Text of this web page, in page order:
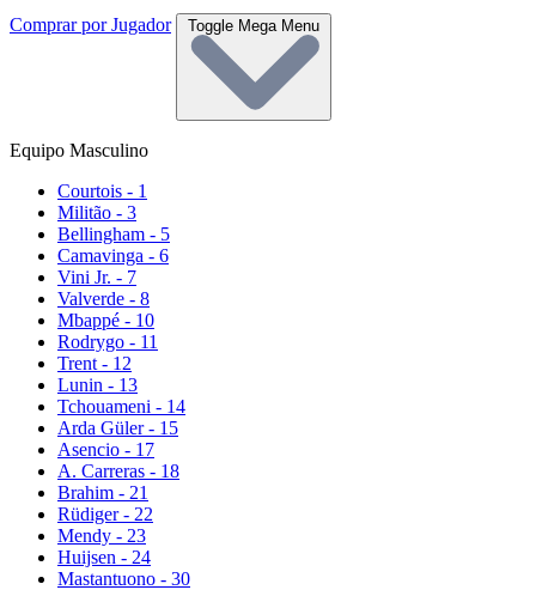
Comprar por Jugador Toggle Mega Menu
Equipo Masculino
Courtois - 1
Militão - 3
Bellingham - 5
Camavinga - 6
Vini Jr. - 7
Valverde - 8
Mbappé - 10
Rodrygo - 11
Trent - 12
Lunin - 13
Tchouameni - 14
Arda Güler - 15
Asencio - 17
A. Carreras - 18
Brahim - 21
Rüdiger - 22
Mendy - 23
Huijsen - 24
Mastantuono - 30